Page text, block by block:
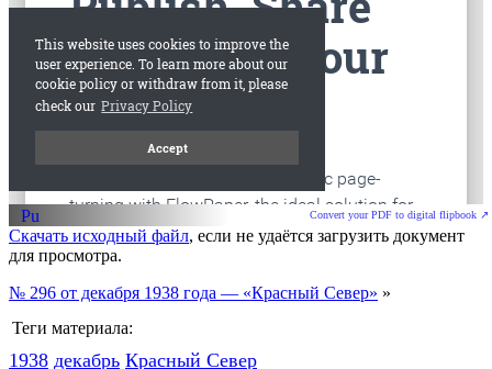
Convert your PDF to digital flipbook ↗
Скачать исходный файл, если не удаётся загрузить документ
для просмотра.
№ 296 от декабря 1938 года — «Красный Север» »
Теги материала:
1938 декабрь Красный Cевер